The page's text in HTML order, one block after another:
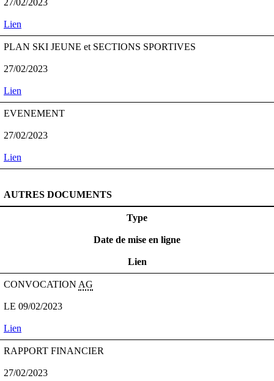
27/02/2023
Lien
PLAN SKI JEUNE et SECTIONS SPORTIVES
27/02/2023
Lien
EVENEMENT
27/02/2023
Lien
AUTRES DOCUMENTS
Type
Date de mise en ligne
Lien
CONVOCATION AG
LE 09/02/2023
Lien
RAPPORT FINANCIER
27/02/2023